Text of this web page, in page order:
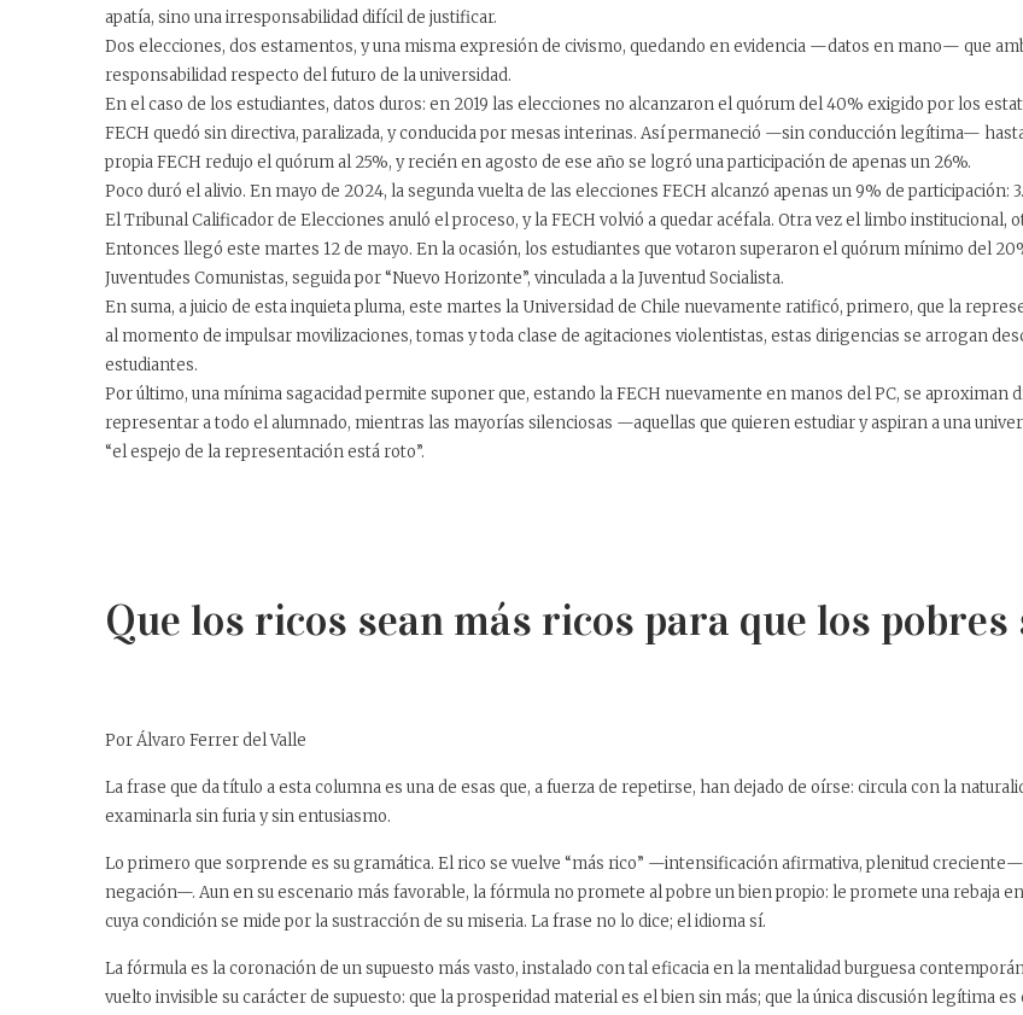
apatía, sino una irresponsabilidad difícil de justificar.
Dos elecciones, dos estamentos, y una misma expresión de civismo, quedando en evidencia —datos en mano— que
responsabilidad respecto del futuro de la universidad.
En el caso de los estudiantes, datos duros: en 2019 las elecciones no alcanzaron el quórum del 40% exigido por los
FECH quedó sin directiva, paralizada, y conducida por mesas interinas. Así permaneció —sin conducción legítima—
propia FECH redujo el quórum al 25%, y recién en agosto de ese año se logró una participación de apenas un 26%.
Poco duró el alivio. En mayo de 2024, la segunda vuelta de las elecciones FECH alcanzó apenas un 9% de participación:
El Tribunal Calificador de Elecciones anuló el proceso, y la FECH volvió a quedar acéfala. Otra vez el limbo
Entonces llegó este martes 12 de mayo. En la ocasión, los estudiantes que votaron superaron el quórum mínimo del
Juventudes Comunistas, seguida por “Nuevo Horizonte”, vinculada a la Juventud Socialista.
En suma, a juicio de esta inquieta pluma, este martes la Universidad de Chile nuevamente ratificó, primero, que la
al momento de impulsar movilizaciones, tomas y toda clase de agitaciones violentistas, estas dirigencias se arrogan
estudiantes.
Por último, una mínima sagacidad permite suponer que, estando la FECH nuevamente en manos del PC, se
representar a todo el alumnado, mientras las mayorías silenciosas —aquellas que quieren estudiar y aspiran a una
“el espejo de la representación está roto”.
Que los ricos sean más ricos para que los pobres
Por Álvaro Ferrer del Valle
La frase que da título a esta columna es una de esas que, a fuerza de repetirse, han dejado de oírse: circula con la
examinarla sin furia y sin entusiasmo.
Lo primero que sorprende es su gramática. El rico se vuelve “más rico” —intensificación afirmativa, plenitud
negación—. Aun en su escenario más favorable, la fórmula no promete al pobre un bien propio: le promete una rebaja
cuya condición se mide por la sustracción de su miseria. La frase no lo dice; el idioma sí.
La fórmula es la coronación de un supuesto más vasto, instalado con tal eficacia en la mentalidad burguesa
vuelto invisible su carácter de supuesto: que la prosperidad material es el bien sin más; que la única discusión legítima